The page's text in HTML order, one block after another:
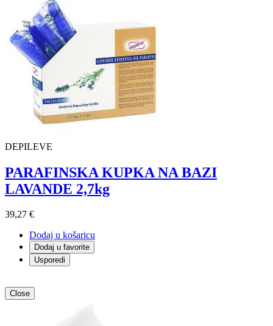
DEPILEVE
PARAFINSKA KUPKA NA BAZI
LAVANDE 2,7kg
39,27 €
Dodaj u košaricu
Dodaj u favorite
Usporedi
Close